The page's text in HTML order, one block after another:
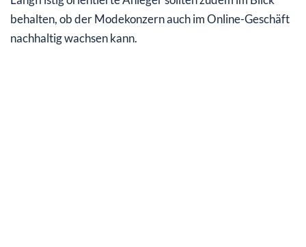
behalten, ob der Modekonzern auch im Online-Geschäft
nachhaltig wachsen kann.